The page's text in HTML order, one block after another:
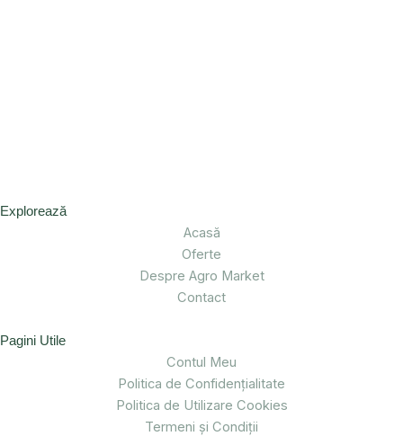
Explorează
Acasă
Oferte
Despre Agro Market
Contact
Pagini Utile
Contul Meu
Politica de Confidențialitate
Politica de Utilizare Cookies
Termeni și Condiții